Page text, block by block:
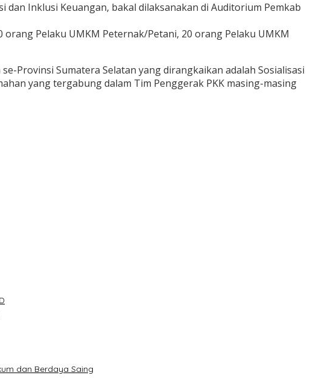
dan Inklusi Keuangan, bakal dilaksanakan di Auditorium Pemkab
Pelaku UMKM Peternak/Petani, 20 orang Pelaku UMKM
Provinsi Sumatera Selatan yang dirangkaikan adalah Sosialisasi
yang tergabung dalam Tim Penggerak PKK masing-masing
dan Berdaya Saing